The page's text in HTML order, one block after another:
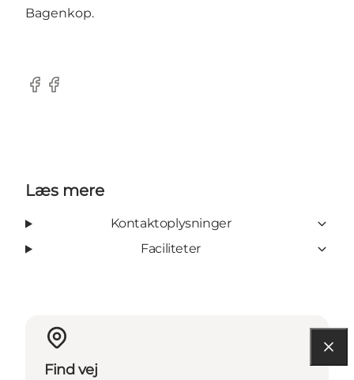
Bagenkop.
Facebook
Facebook
Læs mere
Kontaktoplysninger
Faciliteter
Find vej